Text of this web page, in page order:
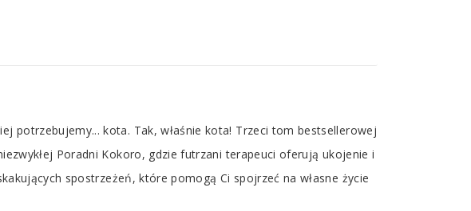
potrzebujemy... kota. Tak, właśnie kota! Trzeci tom bestsellerowej
Poradni Kokoro, gdzie futrzani terapeuci oferują ukojenie i
spostrzeżeń, które pomogą Ci spojrzeć na własne życie